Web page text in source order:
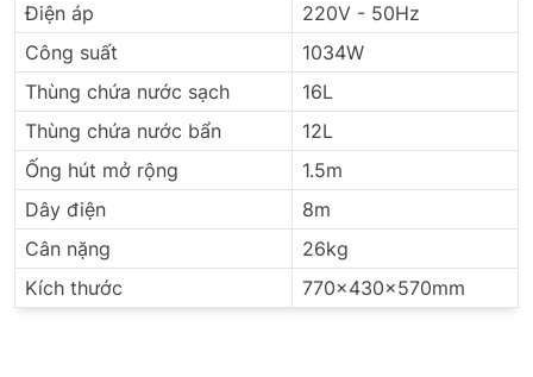
Điện áp
220V - 50Hz
Công suất
1034W
Thùng chứa nước sạch
16L
Thùng chứa nước bẩn
12L
Ống hút mở rộng
1.5m
Dây điện
8m
Cân nặng
26kg
Kích thước
770×430×570mm